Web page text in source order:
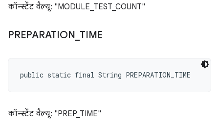
कॉन्स्टेंट वैल्यू: "MODULE_TEST_COUNT"
PREPARATION TIME
public static final String PREPARATION_TIME
कॉन्स्टेंट वैल्यू: "PREP_TIME"